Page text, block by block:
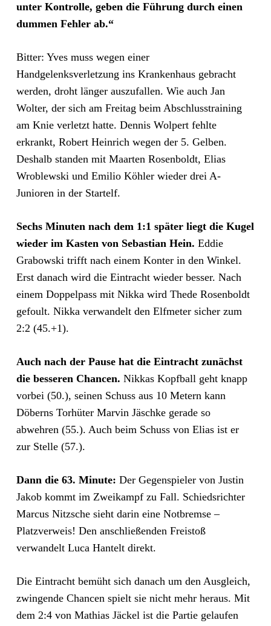
unter Kontrolle, geben die Führung durch einen
dummen Fehler ab.“
Bitter: Yves muss wegen einer
Handgelenksverletzung ins Krankenhaus gebracht
werden, droht länger auszufallen. Wie auch Jan
Wolter, der sich am Freitag beim Abschlusstraining
am Knie verletzt hatte. Dennis Wolpert fehlte
erkrankt, Robert Heinrich wegen der 5. Gelben.
Deshalb standen mit Maarten Rosenboldt, Elias
Wroblewski und Emilio Köhler wieder drei A-
Junioren in der Startelf.
Sechs Minuten nach dem 1:1 später liegt die Kugel
wieder im Kasten von Sebastian Hein. Eddie
Grabowski trifft nach einem Konter in den Winkel.
Erst danach wird die Eintracht wieder besser. Nach
einem Doppelpass mit Nikka wird Thede Rosenboldt
gefoult. Nikka verwandelt den Elfmeter sicher zum
2:2 (45.+1).
Auch nach der Pause hat die Eintracht zunächst
die besseren Chancen. Nikkas Kopfball geht knapp
vorbei (50.), seinen Schuss aus 10 Metern kann
Döberns Torhüter Marvin Jäschke gerade so
abwehren (55.). Auch beim Schuss von Elias ist er
zur Stelle (57.).
Dann die 63. Minute: Der Gegenspieler von Justin
Jakob kommt im Zweikampf zu Fall. Schiedsrichter
Marcus Nitzsche sieht darin eine Notbremse –
Platzverweis! Den anschließenden Freistoß
verwandelt Luca Hantelt direkt.
Die Eintracht bemüht sich danach um den Ausgleich,
zwingende Chancen spielt sie nicht mehr heraus. Mit
dem 2:4 von Mathias Jäckel ist die Partie gelaufen